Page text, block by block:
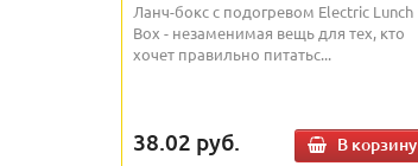
Ланч-бокс с подогревом Electric Lunch
Box - незаменимая вещь для тех, кто
хочет правильно питатьс...
38.02 руб. В корзину